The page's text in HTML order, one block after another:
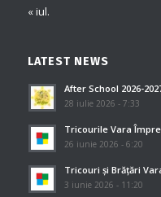
« iul.
LATEST NEWS
After School 2026-
28 iulie 2026 - 7:33
Tricourile Vara
26 iunie 2026 - 6:20
Tricouri și Brățări
3 iunie 2026 - 11:20